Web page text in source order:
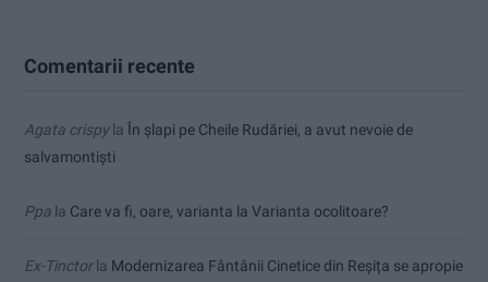
Comentarii recente
Agata crispyla În șlapi pe Cheile Rudăriei, a avut nevoie de
salvamontiști
Ppa la Care va fi, oare, varianta la Varianta ocolitoare?
Ex-Tinctorla Modernizarea Fântânii Cinetice din Reșița se apropie